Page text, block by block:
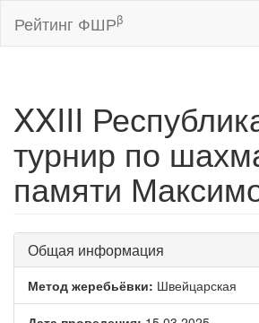
Рейтинг ФШРβ
XXIII
турнир по
памяти
Общая информация
Метод жеребьёвки: Швейцарская